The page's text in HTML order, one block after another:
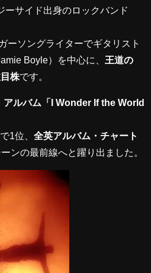
ーサイド出身のロックバンド
ーソングライターでギタリスト
Boyle）を中心に、 王道の
株です。
アルバム「I Wonder If the World
1位、 全英アルバム・チャート
ンの最前線へと躍り出ました。